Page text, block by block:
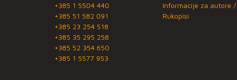
+385 1 5504 440
+385 51 582 091
+385 23 254 518
+385 35 295 258
+385 52 354 650
+385 1 5577 953
Informacije za autore /
Rukopisi